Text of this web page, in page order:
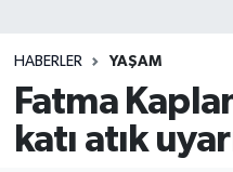
HABERLER YAŞAM
Fatma
katı atık
Teknoloji
TRABZON